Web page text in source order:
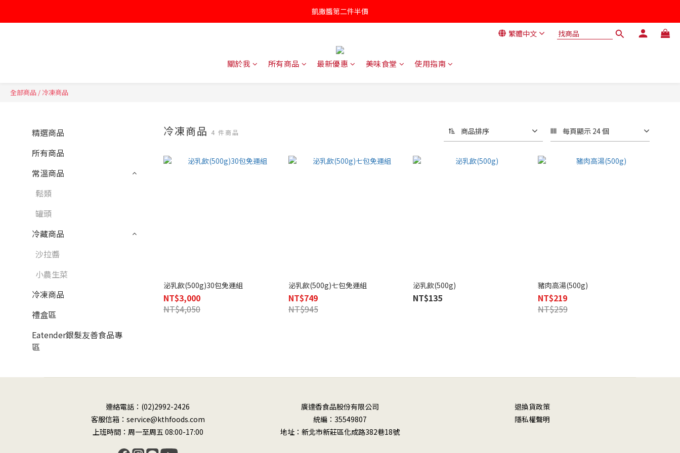
凱撒醬第二件半價
凱撒醬第二件半價
針對近期供應商油品檢驗不符法規聲明書
繁體中文
關於我 所有商品 最新優惠 美味食堂 使用指南
全部商品 / 冷凍商品
精選商品
所有商品
常溫商品
鬆類
罐頭
冷藏商品
沙拉醬
小農生菜
冷凍商品
禮盒區
Eatender銀髮友善食品專
區
冷凍商品 4 件商品 商品排序 每頁顯示 24 個
泌乳飲(500g)30包免運組
NT$3,000
NT$4,050
泌乳飲(500g)七包免運組
NT$749
NT$945
泌乳飲(500g)
NT$135
豬肉高湯(500g)
NT$219
NT$259
連絡電話：(02)2992-2426
客服信箱：service@kthfoods.com
上班時間：周一至周五 08:00-17:00
廣達香食品股份有限公司
統編：35549807
地址：新北市新莊區化成路382巷18號
退換貨政策
隱私權聲明